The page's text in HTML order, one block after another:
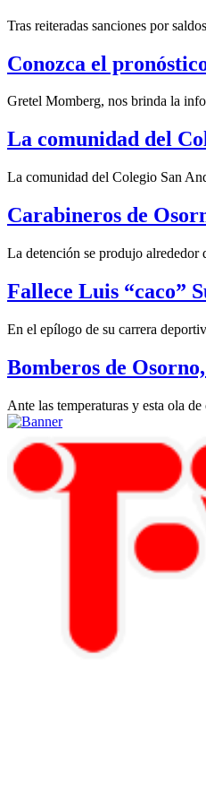
Tras reiteradas sanciones por
Conozca el
Gretel Momberg, nos brinda la
La comunidad del
La comunidad del Colegio San
Carabineros de
La detención se produjo alrededor
Fallece Luis “caco”
En el epílogo de su carrera
Bomberos de
Ante las temperaturas y esta ola de